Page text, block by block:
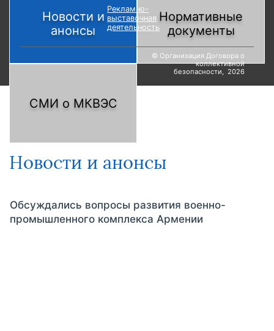
Новости и
анонсы
Нормативные
документы
СМИ о МКВЭС
Новости и анонсы
Обсуждались вопросы развития военно-
промышленного комплекса Армении
Рекламно-
выставочная
деятельность
© Организация Договора о
коллективной
безопасности, 2026